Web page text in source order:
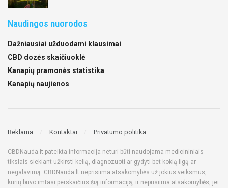
Naudingos nuorodos
Dažniausiai užduodami klausimai
CBD dozės skaičiuoklė
Kanapių pramonės statistika
Kanapių naujienos
Reklama Kontaktai Privatumo politika
CBDNauda.lt pateikta informacija neturi būti naudojama medicininiais
tikslais siekiant užkirsti kelią, diagnozuoti ar gydyti bet kokią ligą ar
negalavimą. CBDNauda.lt neprisiima atsakomybės už jokius veiksmus,
kurių buvo imtasi perskaičius šią informaciją, ir neprisiima atsakomybės, jei